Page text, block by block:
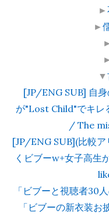
►
►
▼
[JP/ENG SUB] 自
が"Lost Child"でキレ
/ The
[JP/ENG SUB](比較
くビブーw+女子高
「ビブーと視聴者30
「ビブーの新衣装